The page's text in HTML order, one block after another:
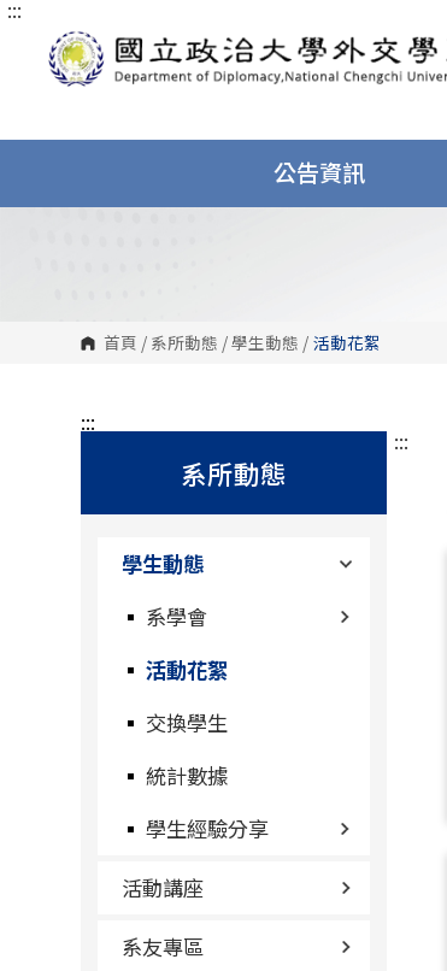
跳
塊
:::
公告資訊
首頁 / 系所動態 /學生動態 / 活動花絮
:::
系所動態
學生動態
系學會
活動花絮
交換學生
統計數據
學生經驗分享
活動講座
系友專區
:::